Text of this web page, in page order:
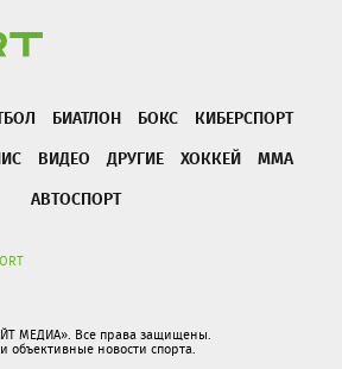
БИАТЛОН БОКС
КИБЕРСПОРТ
ВИДЕО ДРУГИЕ ХОККЕЙ
ММА
АВТОСПОРТ
МЕДИА». Все права защищены.
объективные новости спорта.